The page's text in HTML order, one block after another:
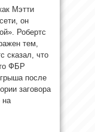
Мэтти
он
Робертс
тем,
сказал, что
ФБР
после
заговора
на